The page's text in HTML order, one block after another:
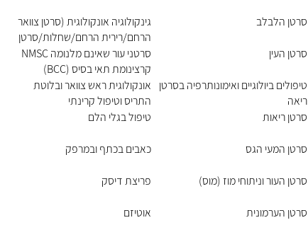
סרטן הלבלב
סרטן העין
טיפולים ביולוגיים ואימונותרפיה בסרטן
ריאה
סרטן ריאות
סרטן המעי הגס
סרטן העור וניתוחי מוז (מוס)
סרטן הערמונית
גינקולוגיה אונקולוגית (סרטן צוואר
הרחם/רירית הרחם/שחלות/סרטן
העריה)
סרטני עור שאינם מלנומה NMSC
קרצינומת תאי בסיס (BCC)
וקרצינומת תאי קשקש (SCC)
אונקולוגית ראש צוואר ובלוטת
התריס וטיפול קרינתי
טיפול בגלי הלם
כאבים בכתף ובמרפק
פריצת דיסק
אוטיזם